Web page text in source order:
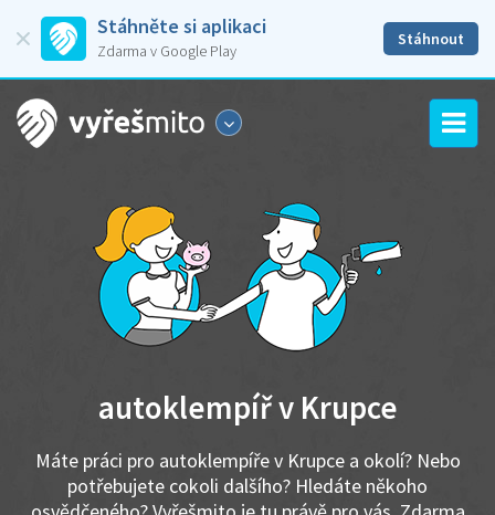
Stáhněte si aplikaci
Zdarma v Google Play
Stáhnout
autoklempíř v Krupce
Máte práci pro autoklempíře v Krupce a okolí? Nebo
potřebujete cokoli dalšího? Hledáte někoho